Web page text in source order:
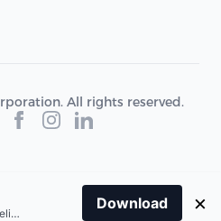
All rights reserved.
Breaking news. Fast. Reliable.
Download ×